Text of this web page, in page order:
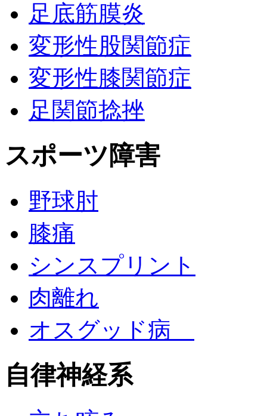
足底筋膜炎
変形性股関節症
変形性膝関節症
足関節捻挫
スポーツ障害
野球肘
膝痛
シンスプリント
肉離れ
オスグッド病
自律神経系